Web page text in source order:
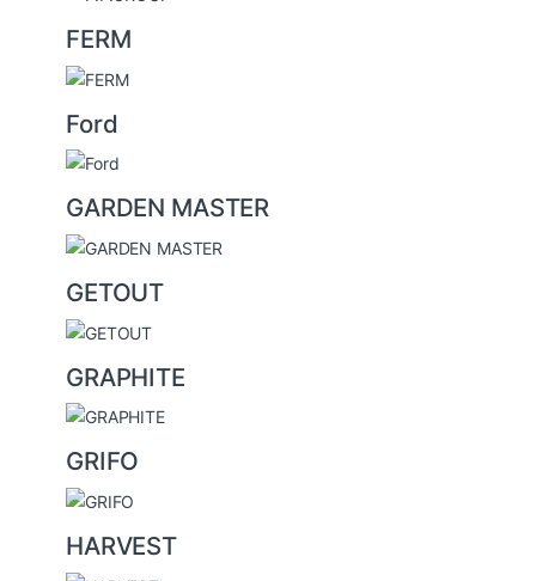
FERM
Ford
GARDEN MASTER
GETOUT
GRAPHITE
GRIFO
HARVEST